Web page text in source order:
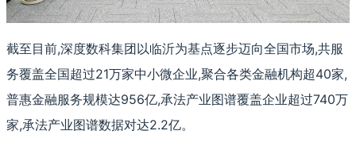
截至目前,深度数科集团以临沂为基点逐步迈向全国市场,共服
务覆盖全国超过21万家中小微企业,聚合各类金融机构超40家,
普惠金融服务规模达956亿,承法产业图谱覆盖企业超过740万
家,承法产业图谱数据对达2.2亿。